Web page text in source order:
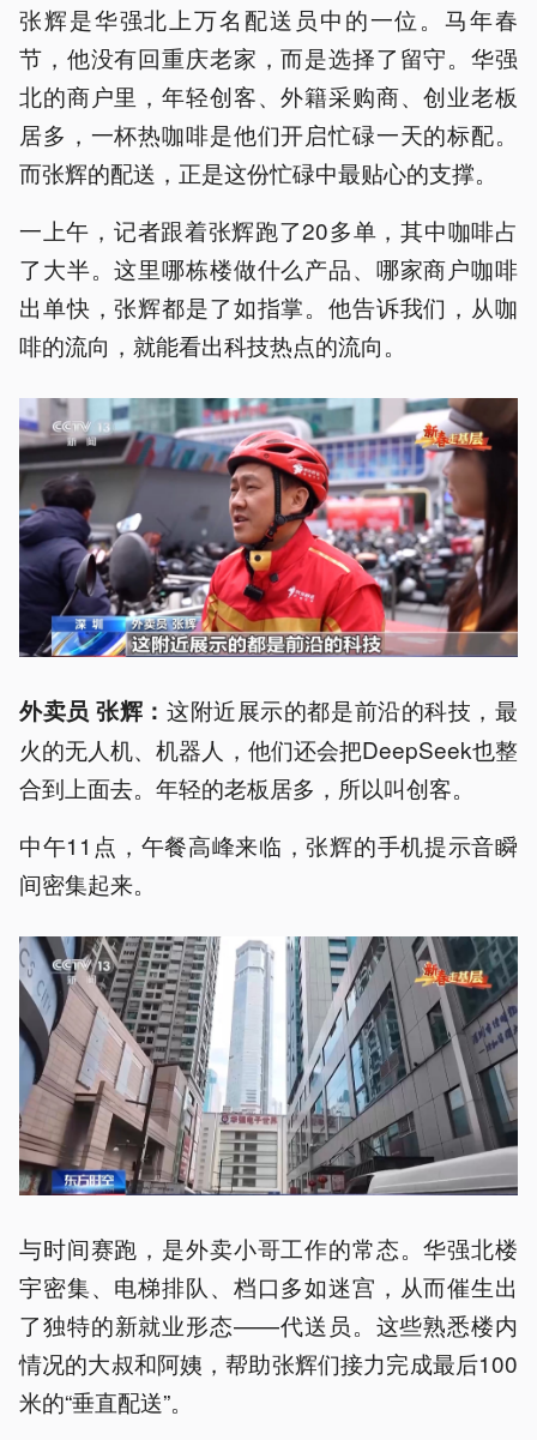
张辉是华强北上万名配送员中的一位。马年春
节，他没有回重庆老家，而是选择了留守。华强
北的商户里，年轻创客、外籍采购商、创业老板
居多，一杯热咖啡是他们开启忙碌一天的标配。
而张辉的配送，正是这份忙碌中最贴心的支撑。
一上午，记者跟着张辉跑了20多单，其中咖啡占
了大半。这里哪栋楼做什么产品、哪家商户咖啡
出单快，张辉都是了如指掌。他告诉我们，从咖
啡的流向，就能看出科技热点的流向。
外卖员 张辉： 这附近展示的都是前沿的科技，最
火的无人机、机器人，他们还会把DeepSeek也整
合到上面去。年轻的老板居多，所以叫创客。
中午11点，午餐高峰来临，张辉的手机提示音瞬
间密集起来。
与时间赛跑，是外卖小哥工作的常态。华强北楼
宇密集、电梯排队、档口多如迷宫，从而催生出
了独特的新就业形态——代送员。这些熟悉楼内
情况的大叔和阿姨，帮助张辉们接力完成最后100
米的“垂直配送”。